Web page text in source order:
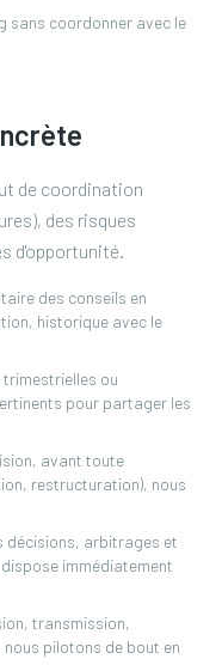
sans coordonner avec le
de coordination
des risques
d'opportunité.
des conseils en
historique avec le
ou
pour partager les
avant toute
restructuration), nous
décisions, arbitrages et
immédiatement
transmission,
pilotons de bout en